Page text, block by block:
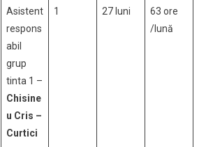
Asistent
respons
abil
grup
tinta 1 –
Chisine
u Cris –
Curtici
1 27 luni
63 ore
/lună